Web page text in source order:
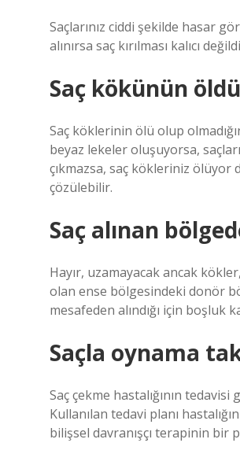
Saçlarınız ciddi şekilde hasar
alınırsa saç kırılması kalıcı
Saç kökünün
Saç köklerinin ölü olup
beyaz lekeler oluşuyorsa,
çıkmazsa, saç kökleriniz ölüyor
çözülebilir.
Saç alınan
Hayır, uzamayacak ancak
olan ense bölgesindeki donör
mesafeden alındığı için boşluk
Saçla oynama
Saç çekme hastalığının
Kullanılan tedavi planı
bilişsel davranışçı terapinin bir